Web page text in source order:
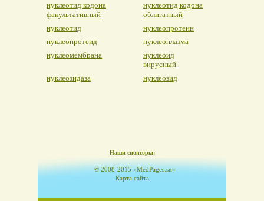
нуклеотид кодона
факультативный
нуклеотид кодона
облигатный
нуклеотид
нуклеопротеин
нуклеопротеид
нуклеоплазма
нуклеомембрана
нуклеоид
вирусный
нуклеозидаза
нуклеозид
Наши спонсоры:
© 2008-2015 «MedPages.su»
Карта сайта